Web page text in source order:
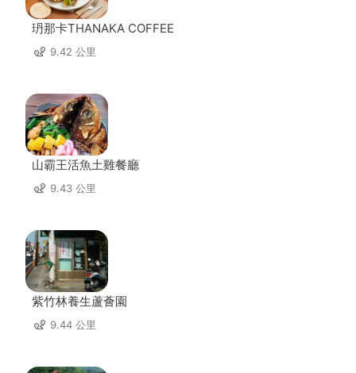
玬那卡THANAKA COFFEE
9.42 公里
山霸王活魚土雞餐廳
9.43 公里
紫竹林養生蘆薈園
9.44 公里